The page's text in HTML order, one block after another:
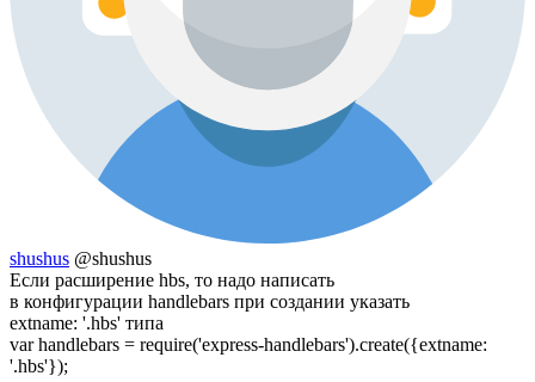
shushus @shushus
Если расширение hbs, то надо написать
в конфигурации handlebars при создании указать
extname: '.hbs' типа
var handlebars = require('express-handlebars').create({extname:
'.hbs'});